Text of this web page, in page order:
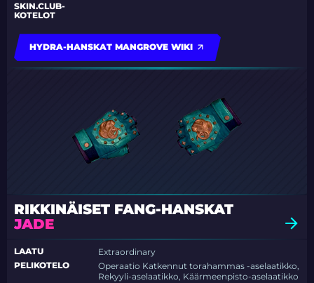
SKIN.CLUB-
KOTELOT
HYDRA-HANSKAT MANGROVE WIKI
RIKKINÄISET FANG-HANSKAT
JADE
LAATU
Extraordinary
PELIKOTELO
Operaatio Katkennut torahammas -aselaatikko,
Rekyyli-aselaatikko, Käärmeenpisto-aselaatikko